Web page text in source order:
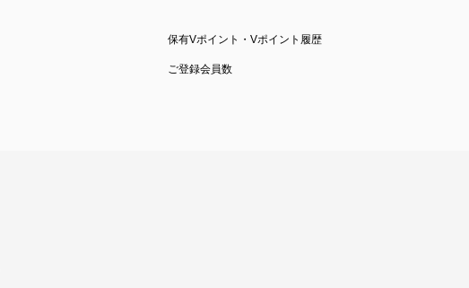
保有Vポイント・Vポイント履歴
ご登録会員数